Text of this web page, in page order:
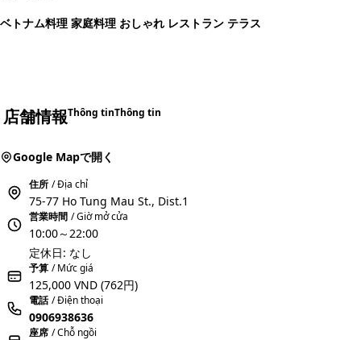
ベトナム料理 家庭料理 おしゃれ レストラン テラス
店舗情報Thông tinThông tin
Google Mapで開く
住所 / Địa chỉ
75-77 Ho Tung Mau St., Dist.1
営業時間 / Giờ mở cửa
10:00～22:00
定休日: なし
予算 / Mức giá
125,000 VND (762円)
電話 / Điện thoại
0906938636
座席 / Chỗ ngồi